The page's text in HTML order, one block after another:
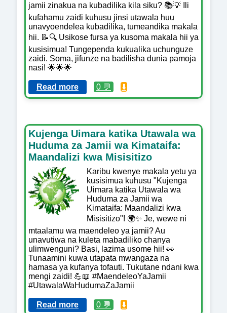
jamii zinakua na kubadilika kila siku? 📚💡 Ili
kufahamu zaidi kuhusu jinsi utawala huu
unavyoendelea kubadilika, tumeandika makala
hii. 📝🔍 Usikose fursa ya kusoma makala hii ya
kusisimua! Tungependa kukualika uchunguze
zaidi. Soma, jifunze na badilisha dunia pamoja
nasi! 🌟🌟🌟
Read more 0 💬 ⬇️
Kujenga Uimara katika Utawala wa
Huduma za Jamii wa Kimataifa:
Maandalizi kwa Misisitizo
Karibu kwenye makala yetu ya
kusisimua kuhusu "Kujenga
Uimara katika Utawala wa
Huduma za Jamii wa
Kimataifa: Maandalizi kwa
Misisitizo"! 🌍✨ Je, wewe ni
mtaalamu wa maendeleo ya jamii? Au
unavutiwa na kuleta mabadiliko chanya
ulimwenguni? Basi, lazima usome hii! 👀
Tunaamini kuwa utapata mwangaza na
hamasa ya kufanya tofauti. Tukutane ndani kwa
mengi zaidi! 💪📖 #MaendeleoYaJamii
#UtawalaWaHudumaZaJamii
Read more 0 💬 ⬇️